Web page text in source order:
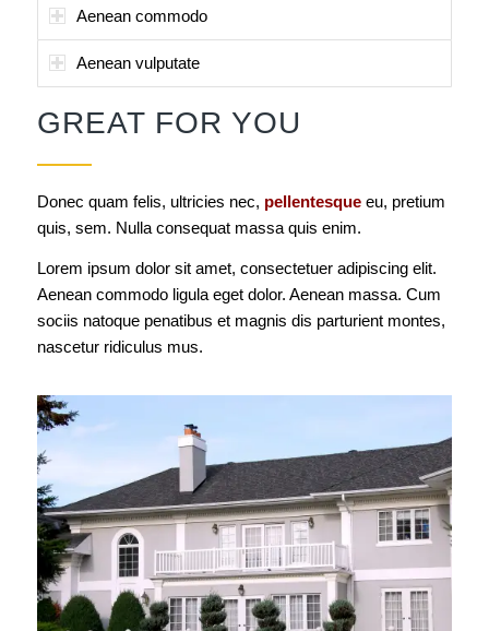
Aenean commodo
Aenean vulputate
GREAT FOR YOU
Donec quam felis, ultricies nec, pellentesqueeu, pretium
quis, sem. Nulla consequat massa quis enim.
Lorem ipsum dolor sit amet, consectetuer adipiscing elit.
Aenean commodo ligula eget dolor. Aenean massa. Cum
sociis natoque penatibus et magnis dis parturient montes,
nascetur ridiculus mus.